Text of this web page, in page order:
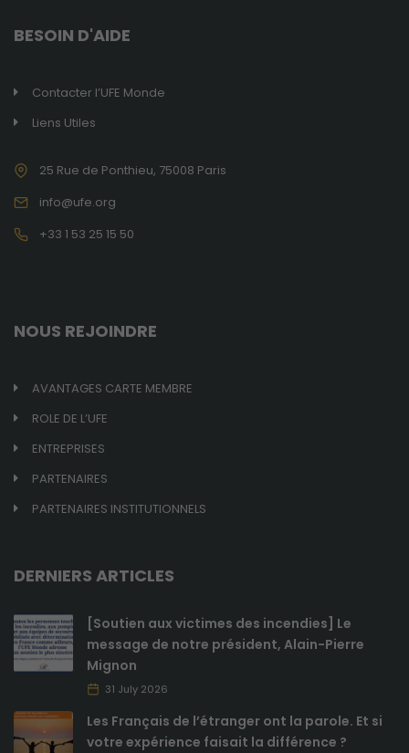
BESOIN D'AIDE
Contacter l’UFE Monde
Liens Utiles
25 Rue de Ponthieu, 75008 Paris
info@ufe.org
+33 1 53 25 15 50
NOUS REJOINDRE
AVANTAGES CARTE MEMBRE
ROLE DE L’UFE
ENTREPRISES
PARTENAIRES
PARTENAIRES INSTITUTIONNELS
DERNIERS ARTICLES
[Soutien aux victimes des incendies] Le
message de notre président, Alain-Pierre
Mignon
31 July 2026
Les Français de l’étranger ont la parole. Et si
votre expérience faisait la différence ?